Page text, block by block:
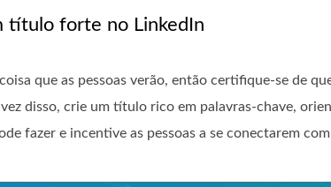
título forte no LinkedIn
que as pessoas verão, então certifique-se de
disso, crie um título rico em palavras-chave,
fazer e incentive as pessoas a se conectarem